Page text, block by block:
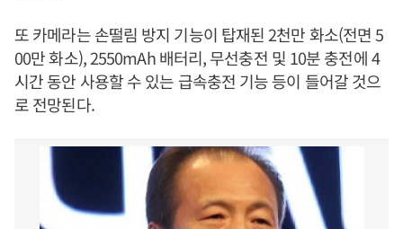
또 카메라는 손떨림 방지 기능이 탑재된 2천만 화소(전면 5
00만 화소), 2550mAh 배터리, 무선충전 및 10분 충전에 4
시간 동안 사용할 수 있는 급속충전 기능 등이 들어갈 것으
로 전망된다.